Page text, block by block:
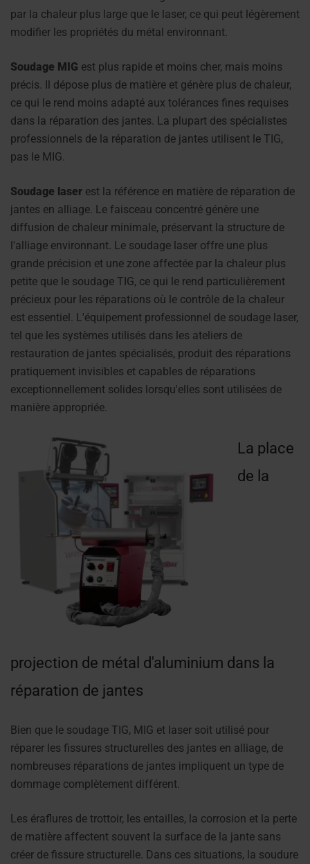
par la chaleur plus large que le laser, ce qui peut légèrement
modifier les propriétés du métal environnant.
Soudage MIG est plus rapide et moins cher, mais moins
précis. Il dépose plus de matière et génère plus de chaleur,
ce qui le rend moins adapté aux tolérances fines requises
dans la réparation des jantes. La plupart des spécialistes
professionnels de la réparation de jantes utilisent le TIG,
pas le MIG.
Soudage laser est la référence en matière de réparation de
jantes en alliage. Le faisceau concentré génère une
diffusion de chaleur minimale, préservant la structure de
l'alliage environnant. Le soudage laser offre une plus
grande précision et une zone affectée par la chaleur plus
petite que le soudage TIG, ce qui le rend particulièrement
précieux pour les réparations où le contrôle de la chaleur
est essentiel. L'équipement professionnel de soudage laser,
tel que les systèmes utilisés dans les ateliers de
restauration de jantes spécialisés, produit des réparations
pratiquement invisibles et capables de réparations
exceptionnellement solides lorsqu'elles sont utilisées de
manière appropriée.
La place
de la
projection de métal d'aluminium dans la
réparation de jantes
Bien que le soudage TIG, MIG et laser soit utilisé pour
réparer les fissures structurelles des jantes en alliage, de
nombreuses réparations de jantes impliquent un type de
dommage complètement différent.
Les éraflures de trottoir, les entailles, la corrosion et la perte
de matière affectent souvent la surface de la jante sans
créer de fissure structurelle. Dans ces situations, la soudure